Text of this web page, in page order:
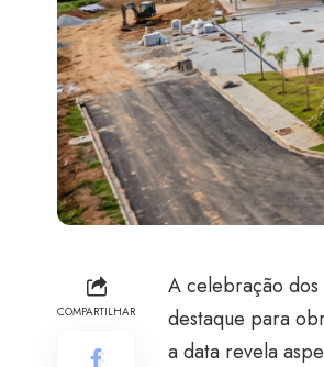
COMPARTILHAR
A celebração
destaque para
a data revela